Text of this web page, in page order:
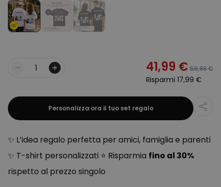
45,48 €
Quantità 41,99 € 59,98 €
Risparmi 17,99 €
Personalizza ora il tuo set regalo
✨ L’idea regalo perfetta per amici, famiglia e parenti
✨ T-shirt personalizzati ⭐ Risparmia fino al 30%
rispetto al prezzo singolo